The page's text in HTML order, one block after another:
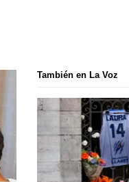
También en La Voz